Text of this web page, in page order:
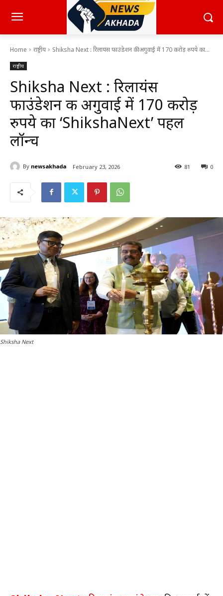
Home राष्ट्रीय Shiksha Next : रिलायंस फाउंडेशन की अगुवाई में 170 करोड़ रुपये का...
राष्ट्रीय
Shiksha Next : रिलायंस
फाउंडेशन की अगुवाई में 170 करोड़
रुपये का ‘ShikshaNext’ पहल
लॉन्च
By newsakhada February 23, 2026 0
81
Shiksha Next